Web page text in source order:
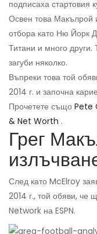
подписаха стартовия
Освен това Макълрой
отбора като Ню Йорк
Титани и много
загуби няколко.
Въпреки това той
2014 г. и започна
Прочетете също Pete
& Net Worth .
Грег
След като McElroy
2014 г., той обяви, че
Network на ESPN.